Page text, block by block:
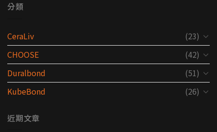
分類
CeraLiv
(23)
CHOOSE
(42)
Duralbond
(51)
KubeBond
(26)
近期文章